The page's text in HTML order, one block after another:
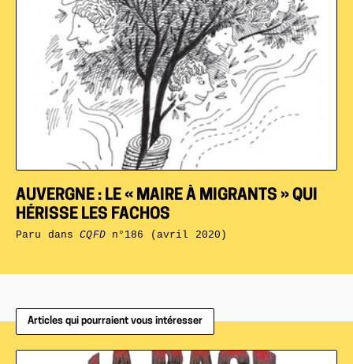
AUVERGNE : LE « MAIRE À MIGRANTS » QUI
HÉRISSE LES FACHOS
Paru dansCQFDn°186 (avril 2020)
Articles qui pourraient vous intéresser